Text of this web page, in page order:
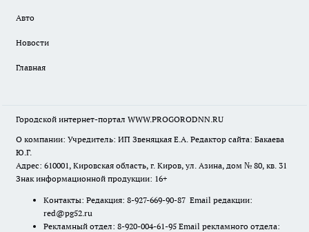
Авто
Новости
Главная
Городской интернет-портал WWW.PROGORODNN.RU
О компании: Учредитель: ИП Звеняцкая Е.А. Редактор сайта: Бакаева
Ю.Г.
Адрес: 610001, Кировская область, г. Киров, ул. Азина, дом № 80, кв. 31
Знак информационной продукции: 16+
Контакты: Редакция: 8-927-669-90-87 Email редакции:
red@pg52.ru
Рекламный отдел: 8-920-004-61-95 Email рекламного отдела: